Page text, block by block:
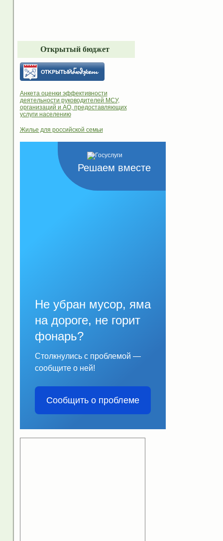
Открытый бюджет
Анкета оценки эффективности
деятельности руководителей МСУ,
организаций и АО, предоставляющих
услуги населению
Жилье для российской семьи
Решаем вместе
Не убран мусор, яма
на дороге, не горит
фонарь?
Столкнулись с проблемой —
сообщите о ней!
Сообщить о проблеме